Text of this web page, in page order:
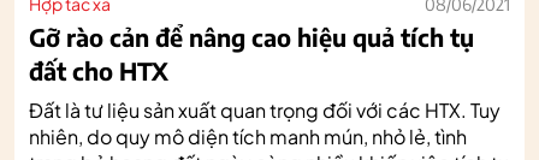
Gỡ rào cản để nâng cao hiệu quả tích tụ
đất cho HTX
Đất là tư liệu sản xuất quan trọng đối với các HTX. Tuy
nhiên, do quy mô diện tích manh mún, nhỏ lẻ, tình